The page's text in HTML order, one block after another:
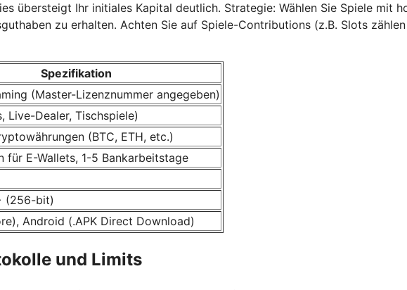
übersteigt Ihr initiales Kapital deutlich. Strategie: Wählen Sie Spiele mit
zu erhalten. Achten Sie auf Spiele-Contributions (z.B. Slots
Spezifikation
(Master-Lizenznummer angegeben)
Live-Dealer, Tischspiele)
(BTC, ETH, etc.)
für E-Wallets, 1-5 Bankarbeitstage
(256-bit)
Android (.APK Direct Download)
und Limits